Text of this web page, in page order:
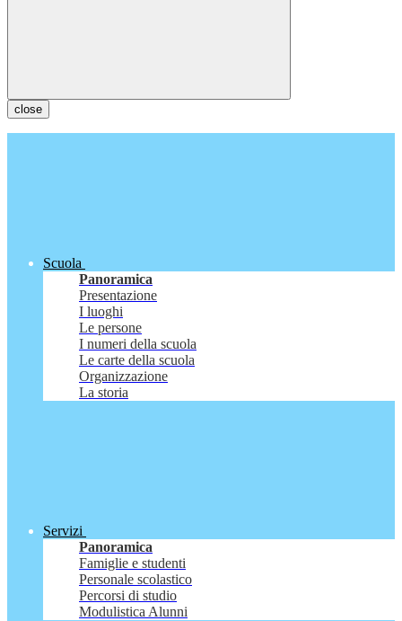
close
Scuola
Panoramica
Presentazione
I luoghi
Le persone
I numeri della scuola
Le carte della scuola
Organizzazione
La storia
Servizi
Panoramica
Famiglie e studenti
Personale scolastico
Percorsi di studio
Modulistica Alunni